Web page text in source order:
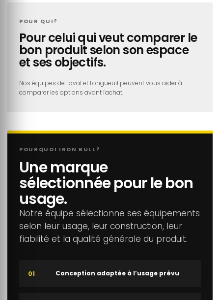
POUR QUI?
Pour celui qui veut comparer le
bon produit selon son espace
et ses objectifs.
Nos équipes de Laval et Longueuil peuvent vous aider à
comparer les options avant l'achat.
POURQUOI IRON BULL?
Une marque
sélectionnée pour le bon
usage.
Notre équipe sélectionne ses équipements
selon leur usage, leur construction, leur
fiabilité et la qualité générale du produit.
01 Conception adaptée à l’usage prévu